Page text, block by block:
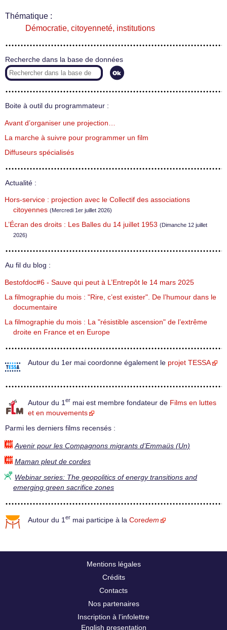
Thématique :
Démocratie, citoyenneté, institutions
Recherche dans la base de données
Boite à outil du programmateur :
Avant d’organiser une projection…
La marche à suivre pour programmer un film
Diffuseurs spécialisés
Actualité :
Hors-service : projection avec le Collectif des associations
citoyennes (Mercredi 1er juillet 2026)
L’Écran des droits : Les Balles du 14 juillet 1953 (Dimanche 12 juillet
2026)
Au fil du blog :
Bestofdoc#6 - Sauve qui peut à L’Entrepôt le 14 mars 2025
La filmographie du mois : "Rire, c’est exister". De l’humour dans le
documentaire
La filmographie du mois : La "résistible ascension" de l’extrême
droite en France et en Europe
Autour du 1er mai coordonne également le projet TESSA
Autour du 1 er mai est membre fondateur de Films en luttes
et en mouvements
Parmi les derniers films recensés :
Avenir pour les Compagnons migrants d’Emmaüs (Un)
Maman pleut de cordes
Webinar series: The geopolitics of energy transitions and
emerging green sacrifice zones
Autour du 1 er mai participe à la Coredem
Mentions légales
Crédits
Contacts
Nos partenaires
Inscription à l’infolettre
English presentation